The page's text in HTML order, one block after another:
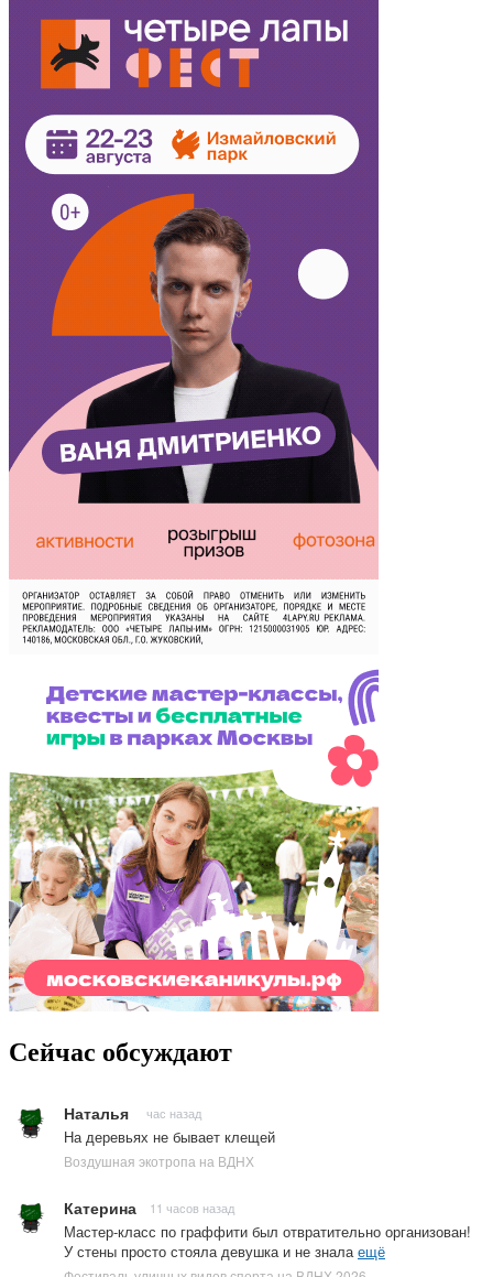
Сейчас обсуждают
Наталья час назад
На деревьях не бывает клещей
Воздушная экотропа на ВДНХ
Катерина 11 часов назад
Мастер-класс по граффити был отвратительно организован!
У стены просто стояла девушка и не знала ещё